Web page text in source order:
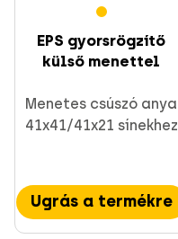
EPS gyorsrögzítő
külső menettel
Menetes csúszó anya
41x41/41x21 sínekhez
Ugrás a termékre